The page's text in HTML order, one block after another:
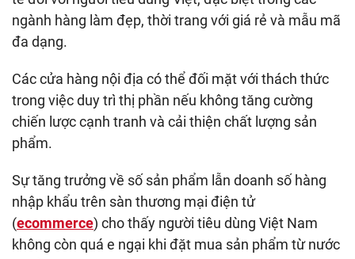
ngành hàng làm đẹp, thời trang với giá rẻ và mẫu mã
đa dạng.
Các cửa hàng nội địa có thể đối mặt với thách thức
trong việc duy trì thị phần nếu không tăng cường
chiến lược cạnh tranh và cải thiện chất lượng sản
phẩm.
Sự tăng trưởng về số sản phẩm lẫn doanh số hàng
nhập khẩu trên sàn thương mại điện tử
(ecommerce) cho thấy người tiêu dùng Việt Nam
không còn quá e ngại khi đặt mua sản phẩm từ nước